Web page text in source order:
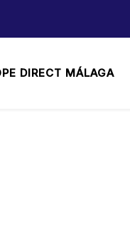
DIRECT MÁLAGA